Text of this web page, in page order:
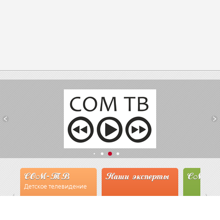
СОМ-ТВ
Детское телевидение
Наши эксперты СМИ о